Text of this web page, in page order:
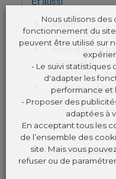
Armes
Loisirs - Sports -
Arme à feu et
catégorie A
Loisirs - Sports -
Arme de
autorisation)
Loisirs - Sports -
Arme de
Loisirs - Sports -
Achat et
Loisirs - Sports -
Nous utilisons des
fonctionnement du
peuvent être utilisé sur
- Le suivi statistiques
d'adapter les
performance et
- Proposer des
adaptées à
En acceptant tous les
de l’ensemble des
site. Mais vous
refuser ou de